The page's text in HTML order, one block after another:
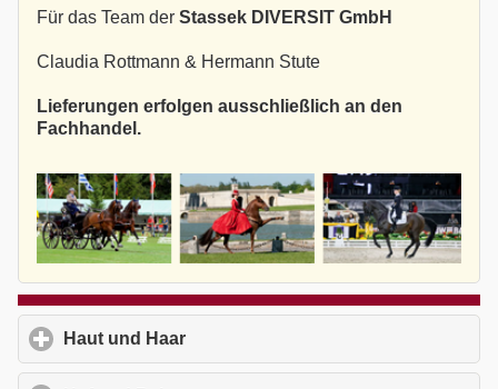
Für das Team der Stassek DIVERSIT GmbH
Claudia Rottmann & Hermann Stute
Lieferungen erfolgen ausschließlich an den
Fachhandel.
Haut und Haar